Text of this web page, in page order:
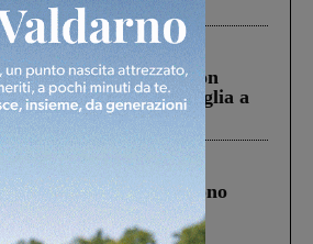
struttura di Castiglion
che aveva ucciso la figlia a
in A1 in cui morirono
Lo schianto, il
ai sorpassi fra tir....